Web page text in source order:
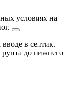
условиях на
в септик.
до нижнего